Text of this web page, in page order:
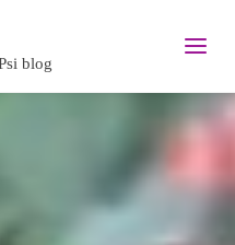
blog